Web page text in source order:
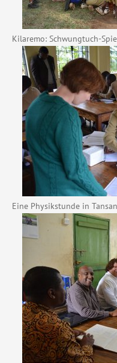
Kilaremo: Schwungtuch-
Eine Physikstunde in